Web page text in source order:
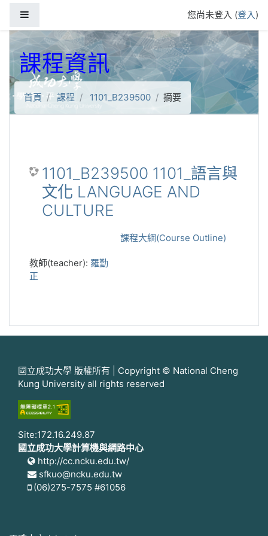
您尚未登入 (登入)
課程資訊
首頁 課程 1101_B239500 摘要
1101_B239500 1101_語言與
文化 LANGUAGE AND
CULTURE
課程大綱(Course Outline)
教師(teacher): 羅勤
正
國立成功大學 版權所有 | Copyright © National Cheng
Kung University all rights reserved
Site:172.16.249.87
國立成功大學計算機與網路中心
http://cc.ncku.edu.tw/
sfkuo@ncku.edu.tw
(06)275-7575 #61056